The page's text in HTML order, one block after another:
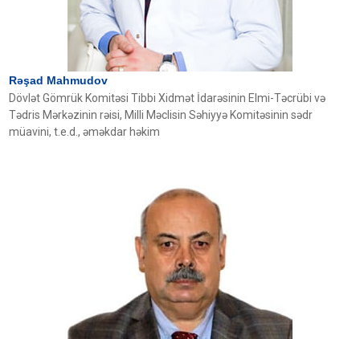
Rəşad Mahmudov
Dövlət Gömrük Komitəsi Tibbi Xidmət İdarəsinin Elmi-Təcrübi və
Tədris Mərkəzinin rəisi, Milli Məclisin Səhiyyə Komitəsinin sədr
müavini, t.e.d., əməkdar həkim